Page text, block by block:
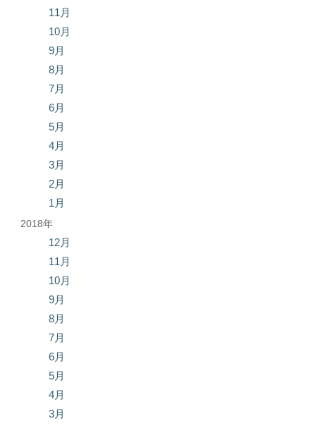
11月
10月
9月
8月
7月
6月
5月
4月
3月
2月
1月
2018年
12月
11月
10月
9月
8月
7月
6月
5月
4月
3月